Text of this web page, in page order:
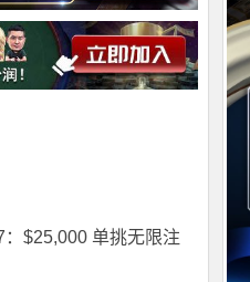
$25,000 单挑无限注